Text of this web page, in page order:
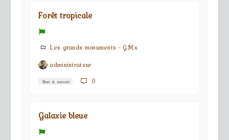
Forêt tropicale
Les grands monuments - G.M.s
administrateur
Bon à savoir 0
Galaxie bleue